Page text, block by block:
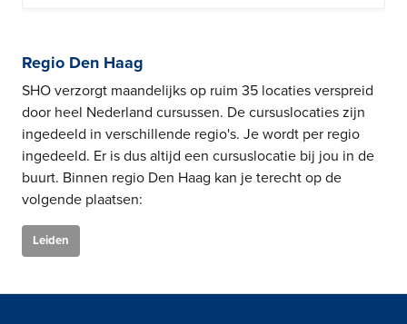
Regio Den Haag
SHO verzorgt maandelijks op ruim 35 locaties verspreid
door heel Nederland cursussen. De cursuslocaties zijn
ingedeeld in verschillende regio's. Je wordt per regio
ingedeeld. Er is dus altijd een cursuslocatie bij jou in de
buurt. Binnen regio Den Haag kan je terecht op de
volgende plaatsen:
Leiden